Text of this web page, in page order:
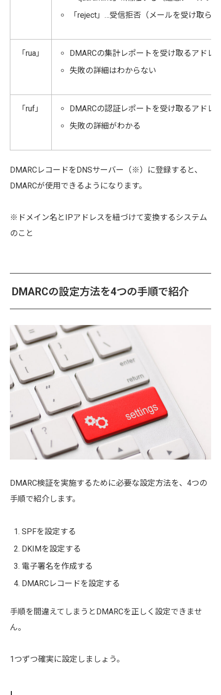
「reject」…受信拒否（メールを受け取ら
「rua」
DMARCの集計レポートを受け取るアドレ
失敗の詳細はわからない
「ruf」
DMARCの認証レポートを受け取るアドレ
失敗の詳細がわかる
DMARCレコードをDNSサーバー（※）に登録すると、
DMARCが使用できるようになります。
※ドメイン名とIPアドレスを紐づけて変換するシステム
のこと
DMARCの設定方法を4つの手順で紹介
DMARC検証を実施するために必要な設定方法を、4つの
手順で紹介します。
SPFを設定する
DKIMを設定する
電子署名を作成する
DMARCレコードを設定する
手順を間違えてしまうとDMARCを正しく設定できませ
ん。
1つずつ確実に設定しましょう。